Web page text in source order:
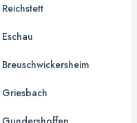
Reichstett
Eschau
Breuschwickersheim
Griesbach